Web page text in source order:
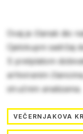
Ovaj je članak dio
Cjelokupni sadržaj
S pretplatom
arhiviranim
stručnim analizama.
VEČERNJAKOVA